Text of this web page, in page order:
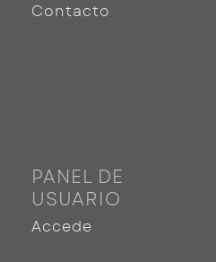
Contacto
PANEL DE
USUARIO
Accede